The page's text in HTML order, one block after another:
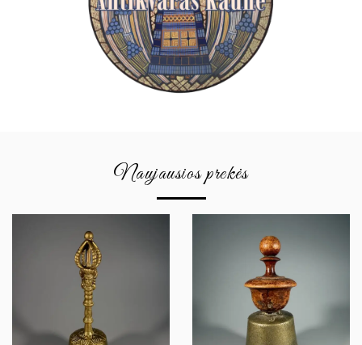
Naujausios prekės